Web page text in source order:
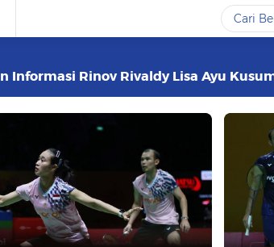
Informasi Rinov Rivaldy Lisa Ayu